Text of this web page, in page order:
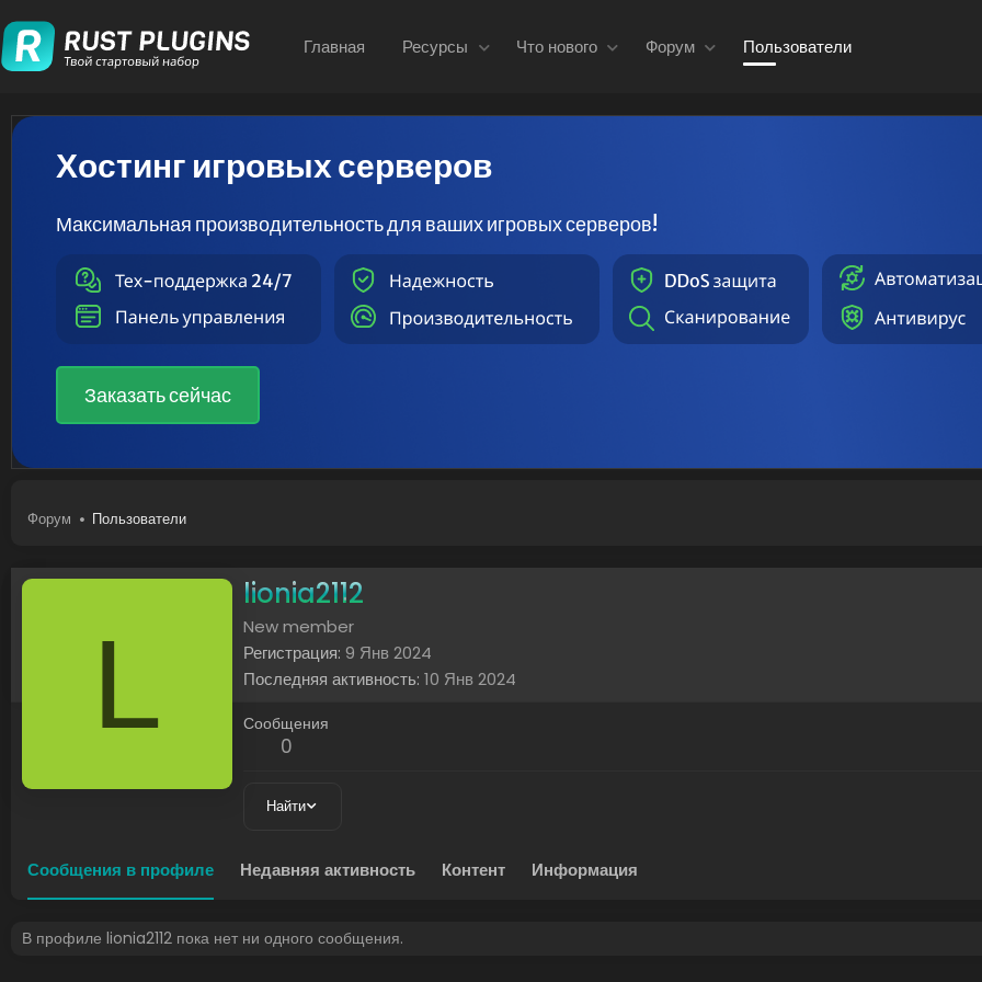
Главная Ресурсы Что нового Форум Пользователи
Хостинг игровых серверов
Максимальная производительность для ваших игровых серверов!
Заказать сейчас
Форум Пользователи
L
lionia2112
New member
Регистрация 9 Янв 2024
Последняя активность 10 Янв 2024
Сообщения
0
Найти
Сообщения в профиле Недавняя активность Контент Информация
В профиле lionia2112 пока нет ни одного сообщения.